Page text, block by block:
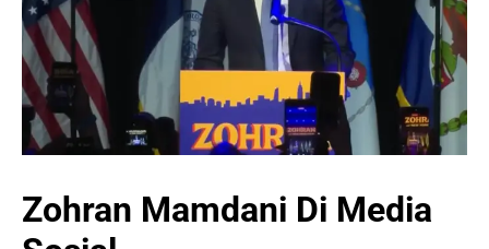
Zohran Mamdani Di Media